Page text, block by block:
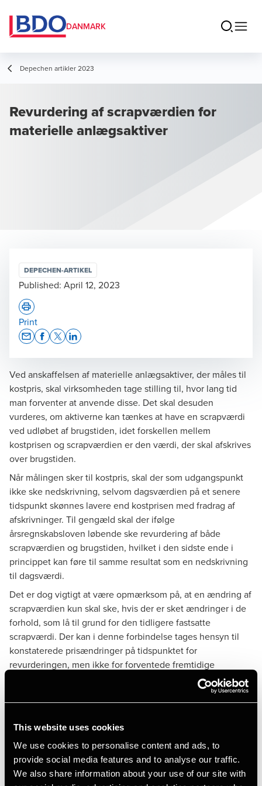
This website uses cookies
We use cookies to personalise content and ads, to
provide social media features and to analyse our traffic.
We also share information about your use of our site with
DANMARK
Depechen artikler 2023
Revurdering af scrapværdien for
materielle anlægsaktiver
Ved anskaffelsen af materielle anlægsaktiver, der måles til
kostpris, skal virksomheden tage stilling til, hvor lang tid
man forventer at anvende disse. Det skal desuden
vurderes, om aktiverne kan tænkes at have en scrapværdi
ved udløbet af brugstiden, idet forskellen mellem
kostprisen og scrapværdien er den værdi, der skal afskrives
over brugstiden.
Når målingen sker til kostpris, skal der som udgangspunkt
ikke ske nedskrivning, selvom dagsværdien på et senere
tidspunkt skønnes lavere end kostprisen med fradrag af
afskrivninger. Til gengæld skal der ifølge
årsregnskabsloven løbende ske revurdering af både
scrapværdien og brugstiden, hvilket i den sidste ende i
princippet kan føre til samme resultat som en nedskrivning
til dagsværdi.
Det er dog vigtigt at være opmærksom på, at en ændring af
scrapværdien kun skal ske, hvis der er sket ændringer i de
forhold, som lå til grund for den tidligere fastsatte
scrapværdi. Der kan i denne forbindelse tages hensyn til
konstaterede prisændringer på tidspunktet for
revurderingen, men ikke for forventede fremtidige
I princippet skal der ske revurdering hvert år, men i praksis
er revurdering selvsagt mest relevant, når det på grund af
udsving i konjunkturer mv. er sandsynligt, at restværdien
kan være påvirket, hvilket rent faktisk er tilfældet netop nu.
DEPECHEN-ARTIKEL
Published: April 12, 2023
Print